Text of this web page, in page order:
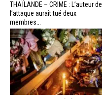
THAÏLANDE – CRIME : L’auteur de
l’attaque aurait tué deux
membres...